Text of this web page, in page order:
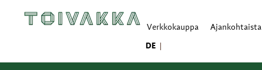
Verkkokauppa Ajankohtaista
DE